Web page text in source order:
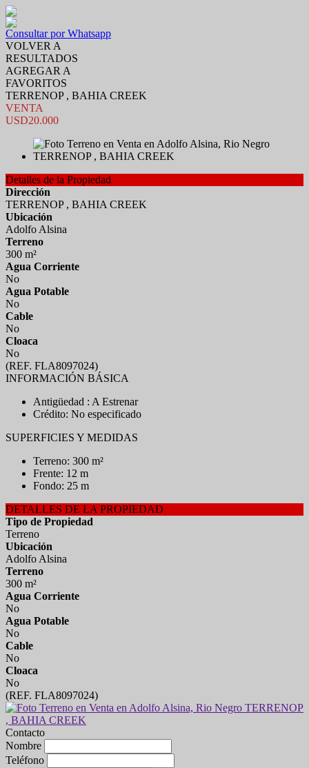
Consultar por Whatsapp
VOLVER A
RESULTADOS
AGREGAR A
FAVORITOS
TERRENOP , BAHIA CREEK
VENTA
USD20.000
Detalles de la Propiedad
Dirección
TERRENOP , BAHIA CREEK
Ubicación
Adolfo Alsina
Terreno
300 m²
Agua Corriente
No
Agua Potable
No
Cable
No
Cloaca
No
(REF. FLA8097024)
INFORMACIÓN BÁSICA
Antigüedad : A Estrenar
Crédito: No especificado
SUPERFICIES Y MEDIDAS
Terreno: 300 m²
Frente: 12 m
Fondo: 25 m
DETALLES DE LA PROPIEDAD
Tipo de Propiedad
Terreno
Ubicación
Adolfo Alsina
Terreno
300 m²
Agua Corriente
No
Agua Potable
No
Cable
No
Cloaca
No
(REF. FLA8097024)
Contacto
Nombre
Teléfono